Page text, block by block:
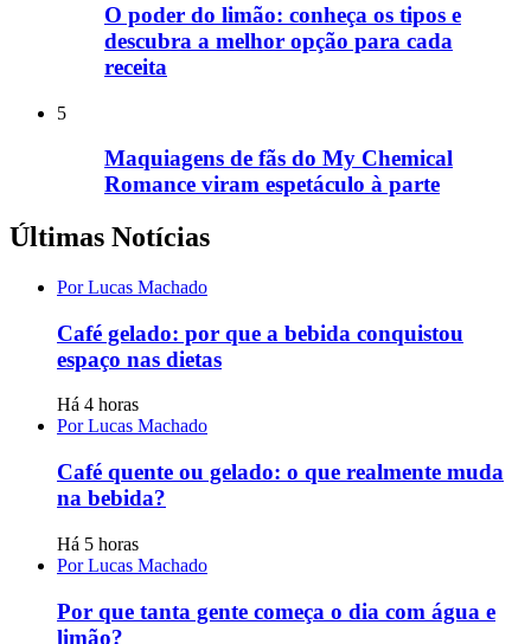
O poder do limão: conheça os tipos e
descubra a melhor opção para cada
receita
5
Maquiagens de fãs do My Chemical
Romance viram espetáculo à parte
Últimas Notícias
Por Lucas Machado
Café gelado: por que a bebida conquistou
espaço nas dietas
Há 4 horas
Por Lucas Machado
Café quente ou gelado: o que realmente muda
na bebida?
Há 5 horas
Por Lucas Machado
Por que tanta gente começa o dia com água e
limão?